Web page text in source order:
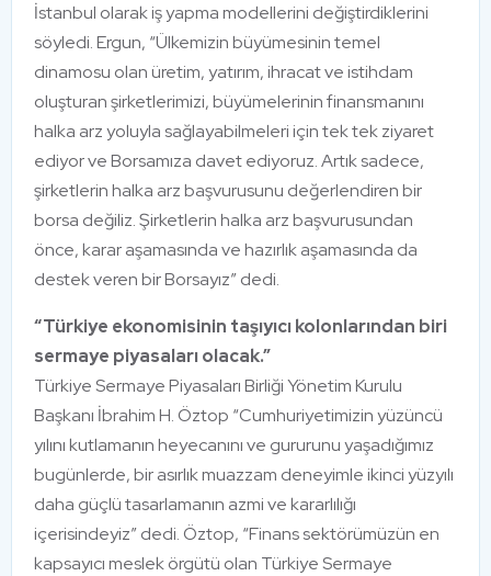
İstanbul olarak iş yapma modellerini değiştirdiklerini
söyledi. Ergun, “Ülkemizin büyümesinin temel
dinamosu olan üretim, yatırım, ihracat ve istihdam
oluşturan şirketlerimizi, büyümelerinin finansmanını
halka arz yoluyla sağlayabilmeleri için tek tek ziyaret
ediyor ve Borsamıza davet ediyoruz. Artık sadece,
şirketlerin halka arz başvurusunu değerlendiren bir
borsa değiliz. Şirketlerin halka arz başvurusundan
önce, karar aşamasında ve hazırlık aşamasında da
destek veren bir Borsayız” dedi.
“Türkiye ekonomisinin taşıyıcı kolonlarından biri
sermaye piyasaları olacak.”
Türkiye Sermaye Piyasaları Birliği Yönetim Kurulu
Başkanı İbrahim H. Öztop “Cumhuriyetimizin yüzüncü
yılını kutlamanın heyecanını ve gururunu yaşadığımız
bugünlerde, bir asırlık muazzam deneyimle ikinci yüzyılı
daha güçlü tasarlamanın azmi ve kararlılığı
içerisindeyiz” dedi. Öztop, “Finans sektörümüzün en
kapsayıcı meslek örgütü olan Türkiye Sermaye